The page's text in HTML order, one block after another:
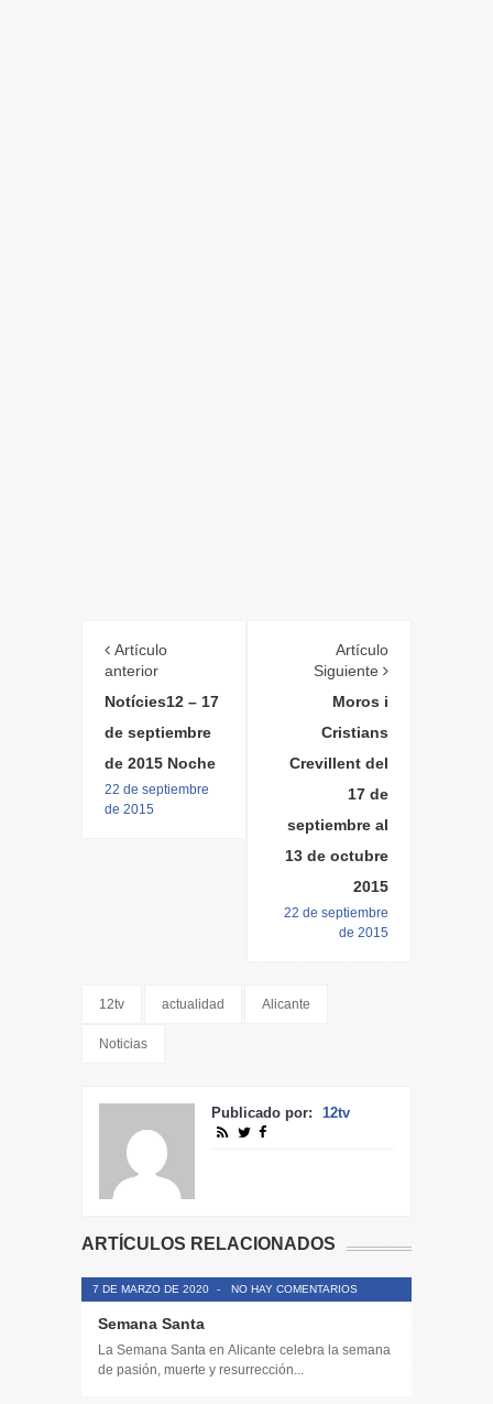
Artículo
anterior
Notícies12 – 17
de septiembre
de 2015 Noche
22 de septiembre
de 2015
Artículo
Siguiente
Moros i
Cristians
Crevillent del
17 de
septiembre al
13 de octubre
2015
22 de septiembre
de 2015
12tv actualidad Alicante
Noticias
Publicado por: 12tv
ARTÍCULOS RELACIONADOS
7 DE MARZO DE 2020 - NO HAY COMENTARIOS
Semana Santa
La Semana Santa en Alicante celebra la semana
de pasión, muerte y resurrección...